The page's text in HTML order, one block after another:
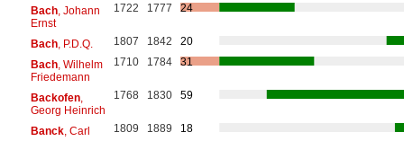
Bach, Johann
Ernst
1722 1777 24
Bach, P.D.Q. 1807 1842
20
Bach, Wilhelm
Friedemann
1710 1784 31
Backofen,
Georg Heinrich
1768 1830 59
Banck, Carl 1809 1889
18